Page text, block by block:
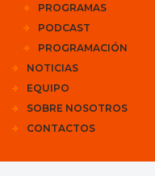
PROGRAMAS
PODCAST
PROGRAMACIÓN
NOTICIAS
EQUIPO
SOBRE NOSOTROS
CONTACTOS